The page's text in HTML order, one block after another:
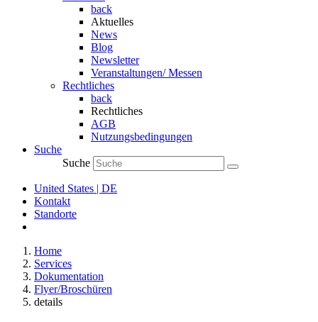
back
Aktuelles
News
Blog
Newsletter
Veranstaltungen/ Messen
Rechtliches
back
Rechtliches
AGB
Nutzungsbedingungen
Suche
Suche
United States | DE
Kontakt
Standorte
Home
Services
Dokumentation
Flyer/Broschüren
details